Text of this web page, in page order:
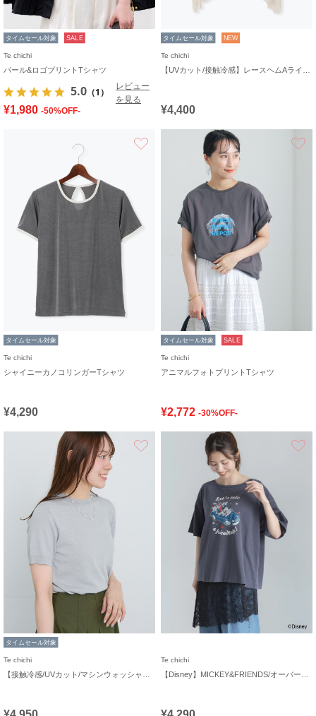
タイムセール対象 SALE
Te chichi
パール&ロゴプリントTシャツ
5.0 （1）
レビュー
を見る
¥1,980 -50%OFF-
タイムセール対象 NEW
Te chichi
¥4,400
タイムセール対象
Te chichi
シャイニーカノコリンガーTシャツ
¥4,290
タイムセール対象 SALE
Te chichi
アニマルフォトプリントTシャツ
¥2,772 -30%OFF-
タイムセール対象
Te chichi Te chichi